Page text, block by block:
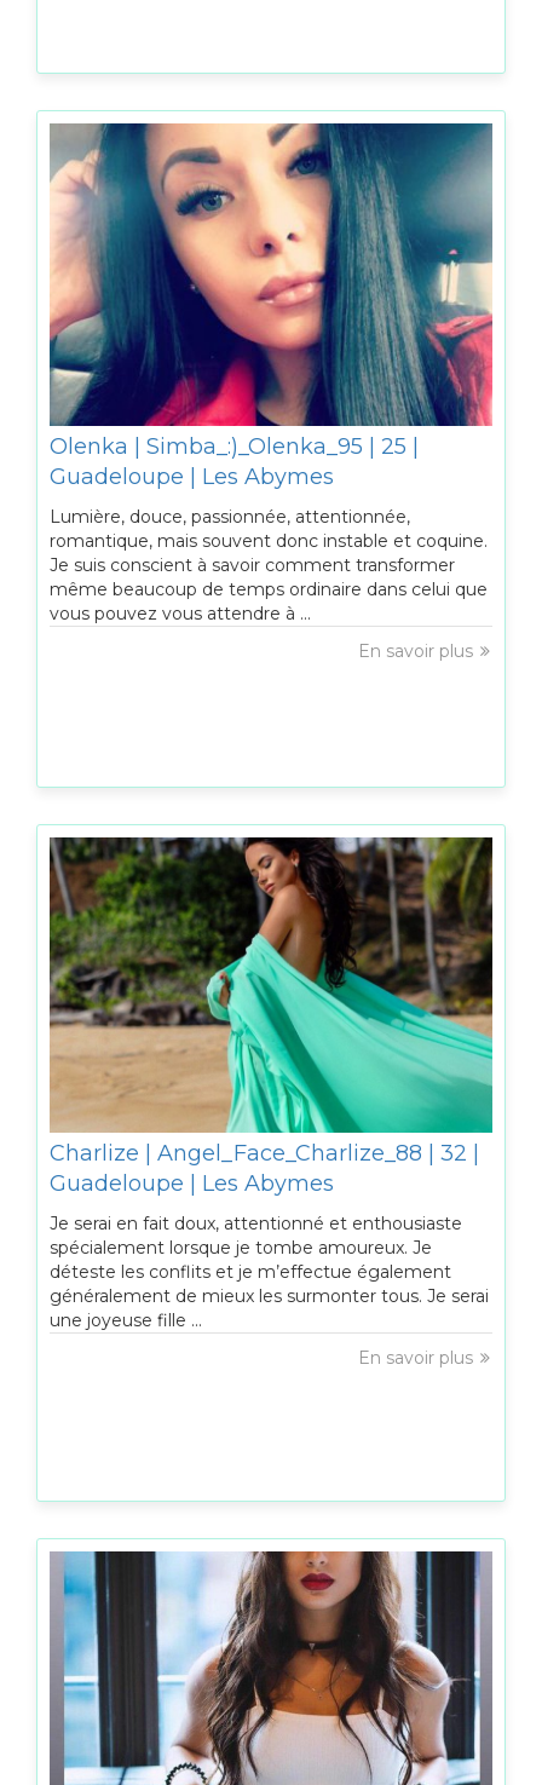
Olenka | Simba_:)_Olenka_95 | 25 |
Guadeloupe | Les Abymes
Lumière, douce, passionnée, attentionnée,
romantique, mais souvent donc instable et coquine.
Je suis conscient à savoir comment transformer
même beaucoup de temps ordinaire dans celui que
vous pouvez vous attendre à ...
En savoir plus
Charlize | Angel_Face_Charlize_88 | 32 |
Guadeloupe | Les Abymes
Je serai en fait doux, attentionné et enthousiaste
spécialement lorsque je tombe amoureux. Je
déteste les conflits et je m’effectue également
généralement de mieux les surmonter tous. Je serai
une joyeuse fille ...
En savoir plus